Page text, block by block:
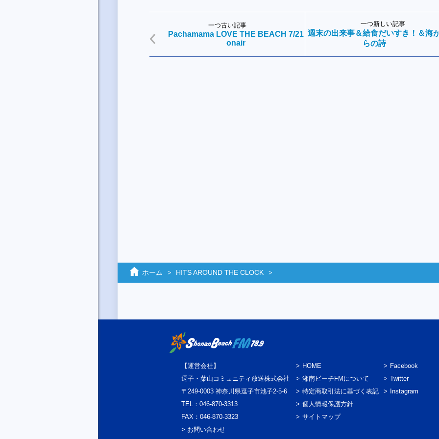
一つ古い記事
Pachamama LOVE THE BEACH 7/21
onair
一つ新しい記事
週末の出来事＆給食だいすき！＆海
らの詩
ホーム HITS AROUND THE CLOCK
【運営会社】
逗子・葉山コミュニティ放送株式会社
〒249-0003 神奈川県逗子市池子2-5-6
TEL：046-870-3313
FAX：046-870-3323
> お問い合わせ
HOME
湘南ビーチFMについて
特定商取引法に基づく表記
個人情報保護方針
サイトマップ
Facebook
Twitter
Instagram